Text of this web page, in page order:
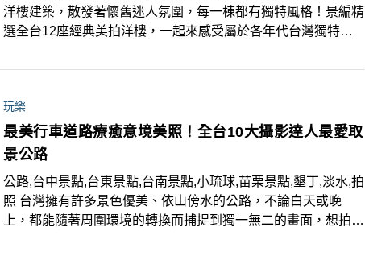
洋樓建築，散發著懷舊迷人氛圍，每一棟都有獨特風格！景編精
選全台12座經典美拍洋樓，一起來感受屬於各年代台灣獨特的
玩樂
最美行車道路療癒意境美照！全台10大攝影達人最愛取
景公路
公路,台中景點,台東景點,台南景點,小琉球,苗栗景點,墾丁,淡水,拍
照 台灣擁有許多景色優美、依山傍水的公路，不論白天或晚
上，都能隨著周圍環境的轉換而捕捉到獨一無二的畫面，想拍下